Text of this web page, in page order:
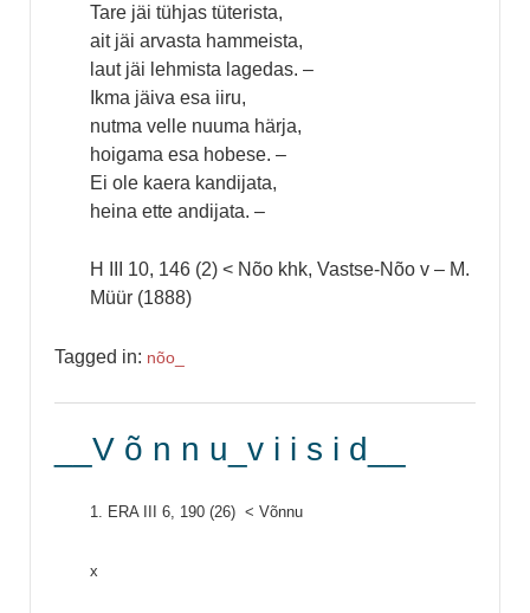
Tare jäi tühjas tüterista,
ait jäi arvasta hammeista,
laut jäi lehmista lagedas. –
Ikma jäiva esa iiru,
nutma velle nuuma härja,
hoigama esa hobese. –
Ei ole kaera kandijata,
heina ette andijata. –
H III 10, 146 (2) < Nõo khk, Vastse-Nõo v – M.
Müür (1888)
Tagged in: nõo_
__V õ n n u_v i i s i d__
1. ERA III 6, 190 (26) < Võnnu
x